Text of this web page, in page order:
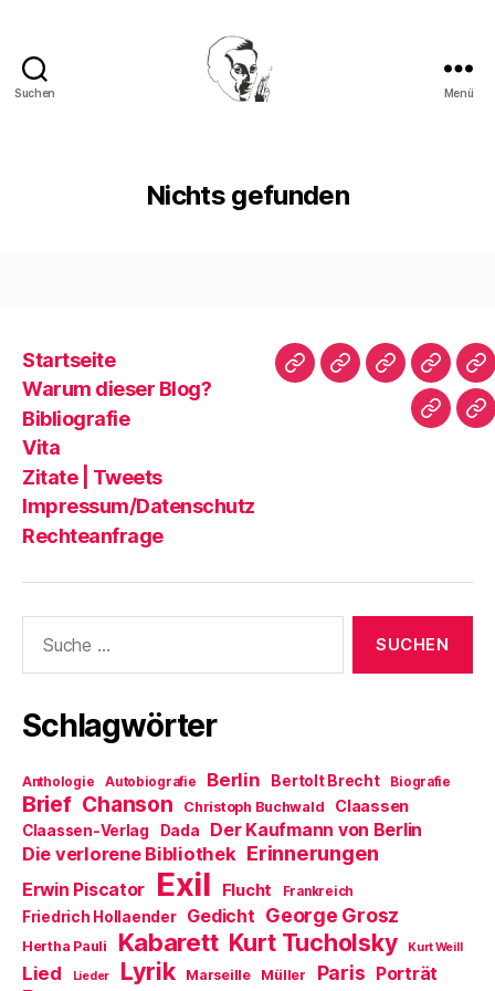
Suchen Menü
Nichts gefunden
Startseite
Warum dieser Blog?
Bibliografie
Vita
Zitate | Tweets
Impressum/Datenschutz
Rechteanfrage
Startseite
WarumBibliografie
Vita
|
nach:
Schlagwörter
Anthologie Autobiografie Berlin Bertolt Brecht Biografie
Brief Chanson Christoph Buchwald Claassen
Claassen-Verlag Dada Der Kaufmann von Berlin
Die verlorene Bibliothek Erinnerungen
Erwin Piscator Exil Flucht Frankreich
Friedrich Hollaender Gedicht George Grosz
Hertha Pauli Kabarett Kurt Tucholsky Kurt Weill
Lied Lieder Lyrik Marseille Müller Paris Porträt